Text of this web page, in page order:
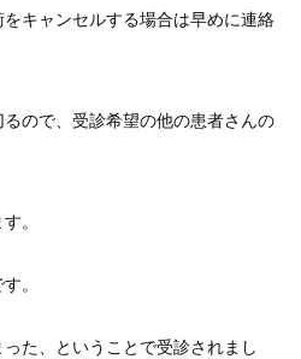
キャンセルする場合は早めに連絡
ので、受診希望の他の患者さんの
。
。
た、ということで受診されまし